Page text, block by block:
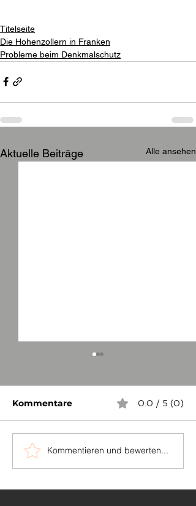
Titelseite
Die Hohenzollern in Franken
Probleme beim Denkmalschutz
Aktuelle Beiträge Alle ansehen
...auch in
Niederösterreich
Kommentare 0.0 / 5 (0)
Kommentieren und bewerten...